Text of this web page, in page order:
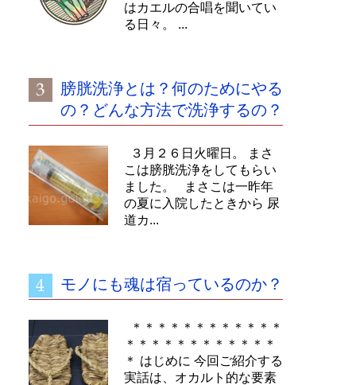
はカエルの合唱を聞いてい
る日々。 ...
膀胱洗浄とは？何のためにやる
の？どんな方法で洗浄するの？
３月２６日火曜日。 まさ
こは膀胱洗浄をしてもらい
ました。 まさこは一昨年
の夏に入院したときから 尿
道カ...
モノにも魂は宿っているのか？
＊＊＊＊＊＊＊＊＊＊＊＊
＊＊＊＊＊＊＊＊＊＊＊＊
＊ はじめに 今回ご紹介する
実話は、オカルト的な要素